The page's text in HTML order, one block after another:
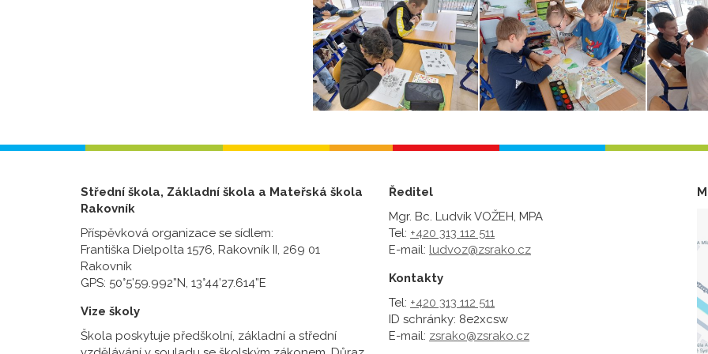
Střední škola, Základní škola a Mateřská škola
Rakovník
Příspěvková organizace se sídlem:
Františka Dielpolta 1576, Rakovník II, 269 01
Rakovník
GPS: 50°5’59.992”N, 13°44’27.614”E
Vize školy
Škola poskytuje předškolní, základní a střední
Ředitel
Mgr. Bc. Ludvík VOŽEH, MPA
Tel: +420 313 112 511
E-mail: ludvoz@zsrako.cz
Kontakty
Tel: +420 313 112 511
ID schránky: 8e2xcsw
E-mail: zsrako@zsrako.cz